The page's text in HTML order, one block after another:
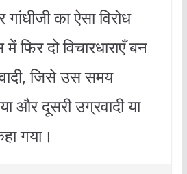
का ऐसा विरोध
फिर दो विचारधाराएँ बन
जिसे उस समय
और दूसरी उग्रवादी या
गया।